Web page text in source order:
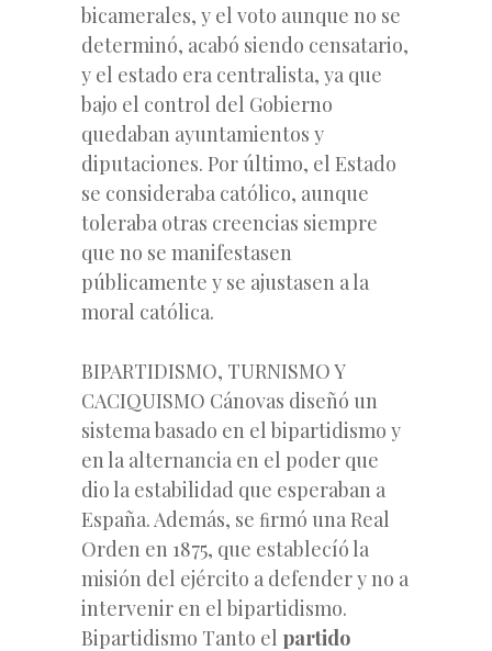
bicamerales, y el voto aunque no se
determinó, acabó siendo censatario,
y el estado era centralista, ya que
bajo el control del Gobierno
quedaban ayuntamientos y
diputaciones. Por último, el Estado
se consideraba católico, aunque
toleraba otras creencias siempre
que no se manifestasen
públicamente y se ajustasen a la
moral católica.
BIPARTIDISMO, TURNISMO Y
CACIQUISMO Cánovas diseñó un
sistema basado en el bipartidismo y
en la alternancia en el poder que
dio la estabilidad que esperaban a
España. Además, se ﬁrmó una Real
Orden en 1875, que establecíó la
misión del ejército a defender y no a
intervenir en el bipartidismo.
Bipartidismo Tanto el partido